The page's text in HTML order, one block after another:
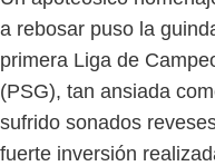
a rebosar puso la
primera Liga de
(PSG), tan ansiada
sufrido sonados
fuerte inversión